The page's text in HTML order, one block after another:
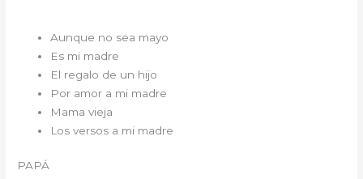
Aunque no sea mayo
Es mi madre
El regalo de un hijo
Por amor a mi madre
Mama vieja
Los versos a mi madre
PAPÁ